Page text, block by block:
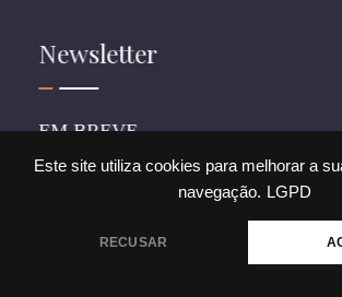
Este site utiliza cookies para melhorar a
navegação. LGPD
RECUSAR
Newsletter
EM BREVE
© 2026 CostagrandiADV. All rights
💬 Precisa de ajuda?